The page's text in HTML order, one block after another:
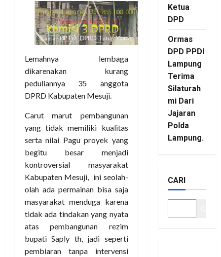
Lemahnya lembaga
dikarenakan kurang
peduliannya 35 anggota
DPRD Kabupaten Mesuji.
Carut marut pembangunan
yang tidak memiliki kualitas
serta nilai Pagu proyek yang
begitu besar menjadi
kontroversial masyarakat
Kabupaten Mesuji, ini seolah-
olah ada permainan bisa saja
masyarakat menduga karena
tidak ada tindakan yang nyata
atas pembangunan rezim
bupati Saply th, jadi seperti
pembiaran tanpa intervensi
Ketua
DPD
Ormas
DPD PPDI
Lampung
Terima
Silaturah
mi Dari
Jajaran
Polda
Lampung.
CARI